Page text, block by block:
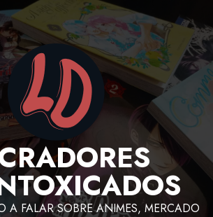
A FALAR SOBRE ANIMES, MERCADO